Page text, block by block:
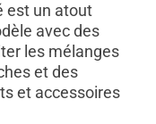
est un atout
avec des
les mélanges
et des
et accessoires